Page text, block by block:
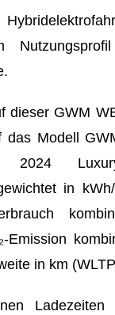
dieser GWM
das Modell
2024
in
Emission
in km